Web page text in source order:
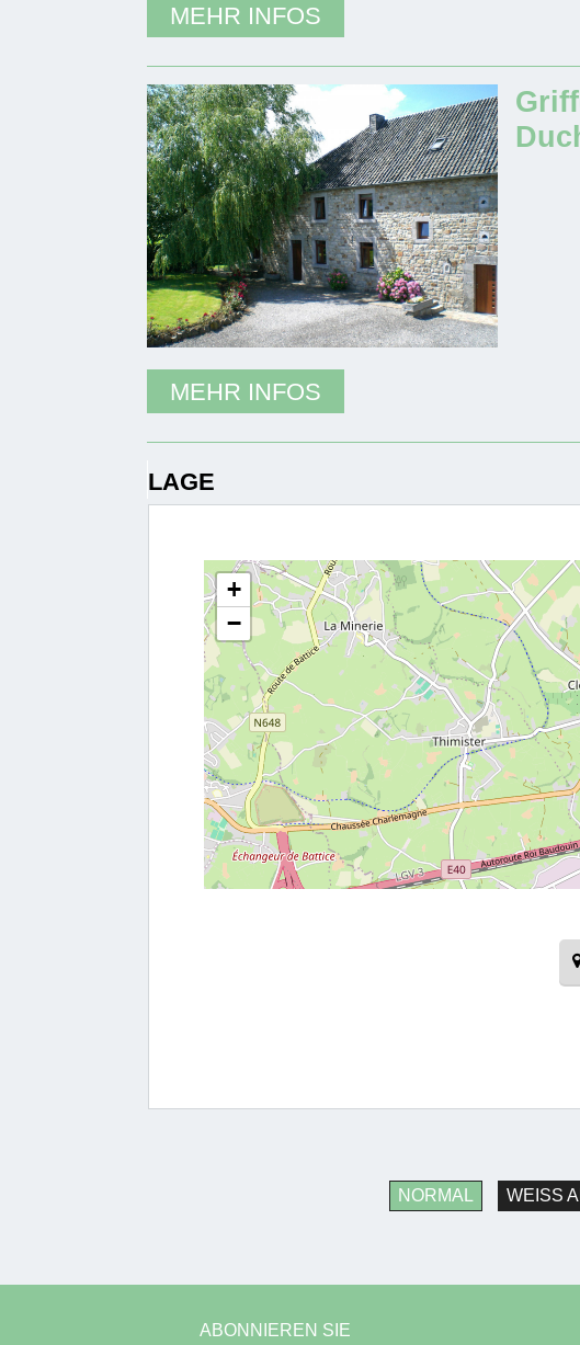
MEHR INFOS
MEHR INFOS
LAGE
+
−
NORMAL WEISS
ABONNIEREN SIE